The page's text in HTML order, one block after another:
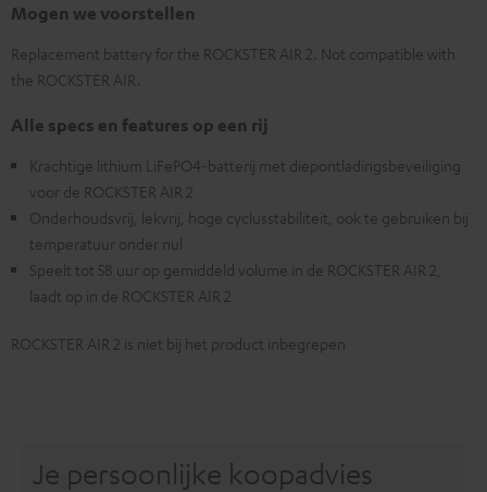
Mogen we voorstellen
Replacement battery for the ROCKSTER AIR 2. Not compatible with
the ROCKSTER AIR.
Alle specs en features op een rij
Krachtige lithium LiFePO4-batterij met diepontladingsbeveiliging
voor de ROCKSTER AIR 2
Onderhoudsvrij, lekvrij, hoge cyclusstabiliteit, ook te gebruiken bij
temperatuur onder nul
Speelt tot 58 uur op gemiddeld volume in de ROCKSTER AIR 2,
laadt op in de ROCKSTER AIR 2
ROCKSTER AIR 2 is niet bij het product inbegrepen
Je persoonlijke koopadvies